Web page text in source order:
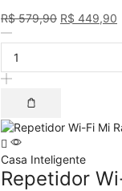
R$579,90 R$ 449,90
Casa Inteligente
Repetidor